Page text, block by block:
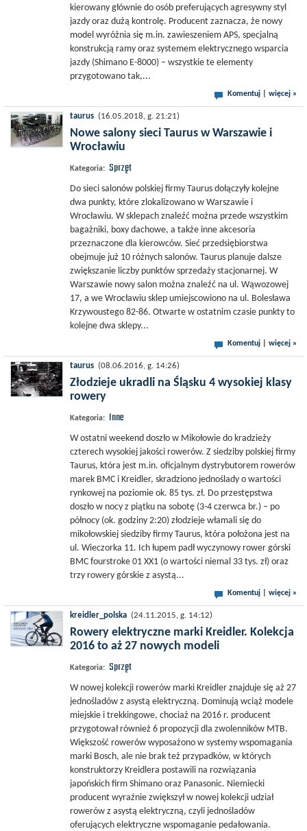
kierowany głównie do osób preferujących agresywny styl
jazdy oraz dużą kontrolę. Producent zaznacza, że nowy
model wyróżnia się m.in. zawieszeniem APS, specjalną
konstrukcją ramy oraz systemem elektrycznego wsparcia
jazdy (Shimano E-8000) – wszystkie te elementy
przygotowano tak,...
Komentuj więcej »
taurus (16.05.2018, g. 21:21)
Nowe salony sieci Taurus w Warszawie i
Wrocławiu
Kategoria: Sprzęt
Do sieci salonów polskiej firmy Taurus dołączyły kolejne
dwa punkty, które zlokalizowano w Warszawie i
Wrocławiu. W sklepach znaleźć można przede wszystkim
bagażniki, boxy dachowe, a także inne akcesoria
przeznaczone dla kierowców. Sieć przedsiębiorstwa
obejmuje już 10 różnych salonów. Taurus planuje dalsze
zwiększanie liczby punktów sprzedaży stacjonarnej. W
Warszawie nowy salon można znaleźć na ul. Wąwozowej
17, a we Wrocławiu sklep umiejscowiono na ul. Bolesława
Krzywoustego 82-86. Otwarte w ostatnim czasie punkty to
kolejne dwa sklepy...
Komentuj więcej »
taurus (08.06.2016, g. 14:26)
Złodzieje ukradli na Śląsku 4 wysokiej klasy
rowery
Kategoria: Inne
W ostatni weekend doszło w Mikołowie do kradzieży
czterech wysokiej jakości rowerów. Z siedziby polskiej firmy
Taurus, która jest m.in. oficjalnym dystrybutorem rowerów
marek BMC i Kreidler, skradziono jednoślady o wartości
rynkowej na poziomie ok. 85 tys. zł. Do przestępstwa
doszło w nocy z piątku na sobotę (3-4 czerwca br.) – po
północy (ok. godziny 2:20) złodzieje włamali się do
mikołowskiej siedziby firmy Taurus, która położona jest na
ul. Wieczorka 11. Ich łupem padł wyczynowy rower górski
BMC fourstroke 01 XX1 (o wartości niemal 33 tys. zł) oraz
trzy rowery górskie z asystą...
Komentuj więcej »
kreidler_polska (24.11.2015, g. 14:12)
Rowery elektryczne marki Kreidler. Kolekcja
2016 to aż 27 nowych modeli
Kategoria: Sprzęt
W nowej kolekcji rowerów marki Kreidler znajduje się aż 27
jednośladów z asystą elektryczną. Dominują wciąż modele
miejskie i trekkingowe, chociaż na 2016 r. producent
przygotował również 6 propozycji dla zwolenników MTB.
Większość rowerów wyposażono w systemy wspomagania
marki Bosch, ale nie brak też przypadków, w których
konstruktorzy Kreidlera postawili na rozwiązania
japońskich firm Shimano oraz Panasonic. Niemiecki
producent wyraźnie zwiększył w nowej kolekcji udział
rowerów z asystą elektryczną, czyli jednośladów
oferujących elektryczne wspomaganie pedałowania.